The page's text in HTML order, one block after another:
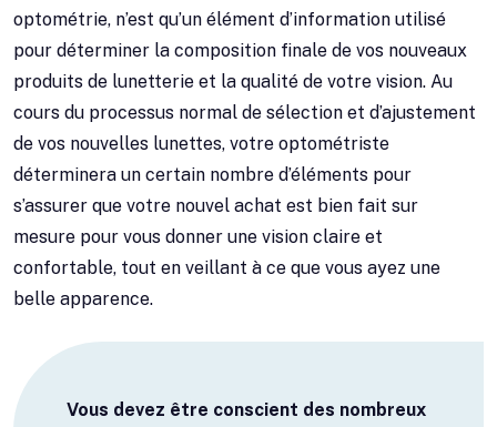
optométrie, n’est qu’un élément d’information utilisé
pour déterminer la composition finale de vos nouveaux
produits de lunetterie et la qualité de votre vision. Au
cours du processus normal de sélection et d’ajustement
de vos nouvelles lunettes, votre optométriste
déterminera un certain nombre d’éléments pour
s’assurer que votre nouvel achat est bien fait sur
mesure pour vous donner une vision claire et
confortable, tout en veillant à ce que vous ayez une
belle apparence.
Vous devez être conscient des nombreux